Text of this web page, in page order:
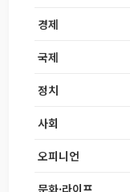
경제
국제
정치
사회
오피니언
문화·라이프